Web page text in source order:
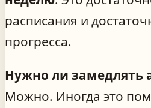
расписания и
прогресса.
Нужно ли замедлять
Можно. Иногда это